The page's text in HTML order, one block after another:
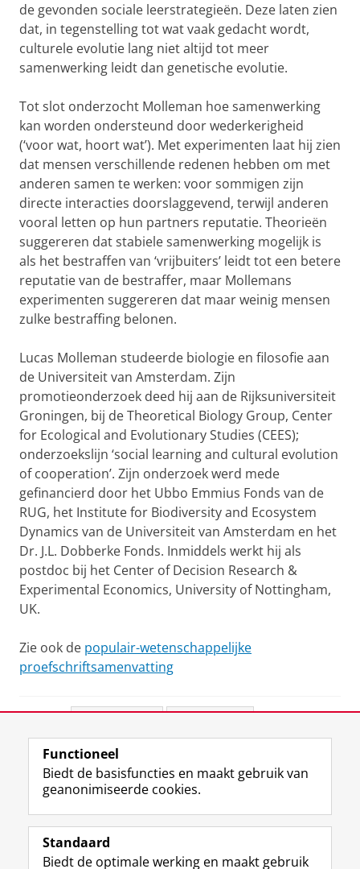
de gevonden sociale leerstrategieën. Deze laten zien
dat, in tegenstelling tot wat vaak gedacht wordt,
culturele evolutie lang niet altijd tot meer
samenwerking leidt dan genetische evolutie.
Tot slot onderzocht Molleman hoe samenwerking
kan worden ondersteund door wederkerigheid
(‘voor wat, hoort wat’). Met experimenten laat hij zien
dat mensen verschillende redenen hebben om met
anderen samen te werken: voor sommigen zijn
directe interacties doorslaggevend, terwijl anderen
vooral letten op hun partners reputatie. Theorieën
suggereren dat stabiele samenwerking mogelijk is
als het bestraffen van ‘vrijbuiters’ leidt tot een betere
reputatie van de bestraffer, maar Mollemans
experimenten suggereren dat maar weinig mensen
zulke bestraffing belonen.
Lucas Molleman studeerde biologie en filosofie aan
de Universiteit van Amsterdam. Zijn
promotieonderzoek deed hij aan de Rijksuniversiteit
Groningen, bij de Theoretical Biology Group, Center
for Ecological and Evolutionary Studies (CEES);
onderzoekslijn ‘social learning and cultural evolution
of cooperation’. Zijn onderzoek werd mede
gefinancierd door het Ubbo Emmius Fonds van de
RUG, het Institute for Biodiversity and Ecosystem
Dynamics van de Universiteit van Amsterdam en het
Dr. J.L. Dobberke Fonds. Inmiddels werkt hij als
postdoc bij het Center of Decision Research &
Experimental Economics, University of Nottingham,
UK.
Zie ook de populair-wetenschappelijke
proefschriftsamenvatting
View this page in:English
Volg de RUG
F
a
e
L
i
k
R
S
-
I
n
t
Y
o
T
Functioneel
Biedt de basisfuncties en maakt gebruik van
geanonimiseerde cookies.
Standaard
Biedt de optimale werking en maakt gebruik